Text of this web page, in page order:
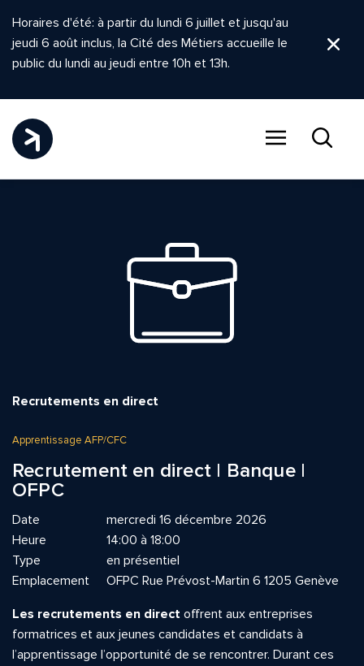
Horaires d'été: à partir du lundi 6 juillet et jusqu'au
jeudi 6 août inclus, la Cité des Métiers accueille le
public du lundi au jeudi entre 10h et 13h.
Recrutements en direct
Apprentissage AFP/CFC
Recrutement en direct | Banque |
OFPC
Date
mercredi 16 décembre 2026
Heure
14:00 à 18:00
Type
en présentiel
Emplacement
OFPC Rue Prévost-Martin 6 1205 Genève
Les recrutements en direct offrent aux entreprises
formatrices et aux jeunes candidates et candidats à
l’apprentissage l’opportunité de se rencontrer. Durant ces